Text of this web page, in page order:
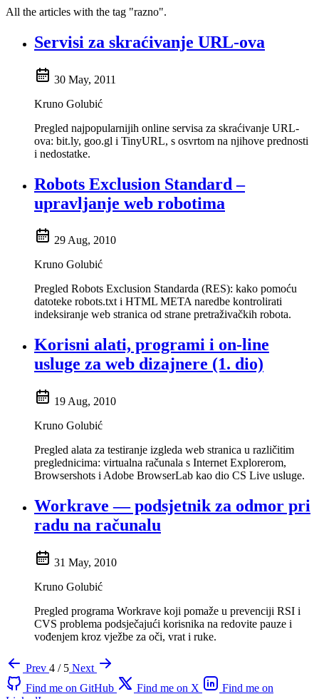
All the articles with the tag "razno".
Servisi za skraćivanje URL-ova
30 May, 2011
Kruno Golubić
Pregled najpopularnijih online servisa za skraćivanje URL-
ova: bit.ly, goo.gl i TinyURL, s osvrtom na njihove prednosti
i nedostatke.
Robots Exclusion Standard –
upravljanje web robotima
29 Aug, 2010
Kruno Golubić
Pregled Robots Exclusion Standarda (RES): kako pomoću
datoteke robots.txt i HTML META naredbe kontrolirati
indeksiranje web stranica od strane pretraživačkih robota.
Korisni alati, programi i on-line
usluge za web dizajnere (1. dio)
19 Aug, 2010
Kruno Golubić
Pregled alata za testiranje izgleda web stranica u različitim
preglednicima: virtualna računala s Internet Explorerom,
Browsershots i Adobe BrowserLab kao dio CS Live usluge.
Workrave — podsjetnik za odmor pri
radu na računalu
31 May, 2010
Kruno Golubić
Pregled programa Workrave koji pomaže u prevenciji RSI i
CVS problema podsječajući korisnika na redovite pauze i
vođenjem kroz vježbe za oči, vrat i ruke.
Prev 4 / 5 Next
Find me on GitHub
Find me on X
Find me on